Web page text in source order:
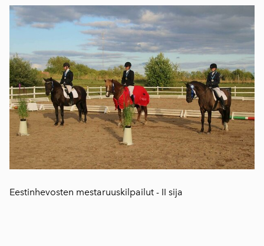
Eestinhevosten mestaruuskilpailut - II sija